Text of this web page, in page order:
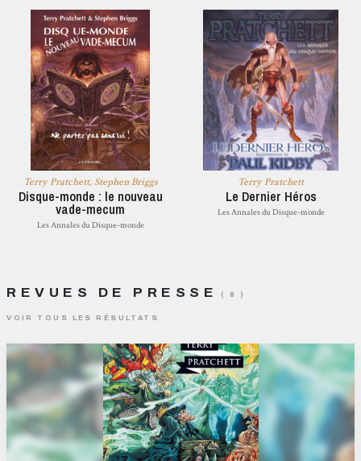
Terry Pratchett, Stephen Briggs
Disque-monde : le nouveau
vade-mecum
Les Annales du Disque-monde
Terry Pratchett
Le Dernier Héros
Les Annales du Disque-monde
REVUES DE PRESSE ( 8 )
VOIR TOUS LES RÉSULTATS